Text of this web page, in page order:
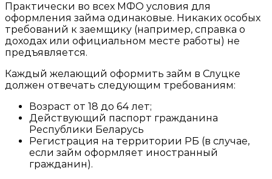
Практически во всех МФО условия для
оформления займа одинаковые. Никаких особых
требований к заемщику (например, справка о
доходах или официальном месте работы) не
предъявляется.
Каждый желающий оформить займ в Слуцке
должен отвечать следующим требованиям:
Возраст от 18 до 64 лет;
Действующий паспорт гражданина
Республики Беларусь
Регистрация на территории РБ (в случае,
если займ оформляет иностранный
гражданин).